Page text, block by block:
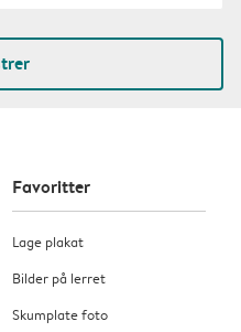
Favoritter
Lage plakat
Bilder på lerret
Skumplate foto